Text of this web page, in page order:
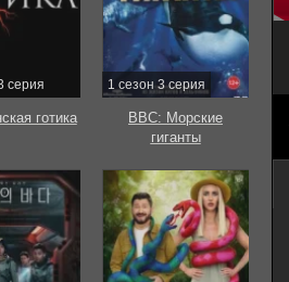
серия
готика
1 сезон 3 серия
BBC: Морские
гиганты